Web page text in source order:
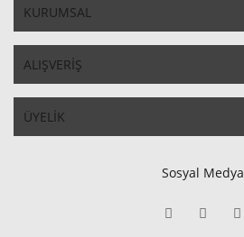
KURUMSAL
ALIŞVERİŞ
ÜYELİK
Sosyal Medya